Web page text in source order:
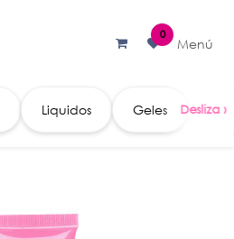
0
Menú
Liquidos Geles